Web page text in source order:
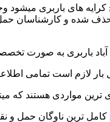
های باربری میشود
شده و کارشناسان حمل و
باربری به صورت
است تمامی اطلاعات
ترین مواردی هستند که
کامل ترین ناوگان حمل